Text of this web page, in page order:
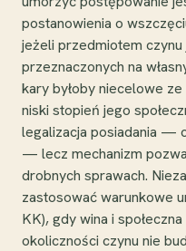
postanowienia o
jeżeli przedmiotem
przeznaczonych na
kary byłoby niecelowe
niski stopień jego
legalizacja posiadania —
— lecz mechanizm
drobnych sprawach.
zastosować warunkowe
KK), gdy wina i
okoliczności czynu nie